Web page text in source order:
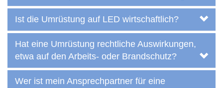
Ist die Umrüstung auf LED wirtschaftlich?
Hat eine Umrüstung rechtliche Auswirkungen,
etwa auf den Arbeits- oder Brandschutz?
Wer ist mein Ansprechpartner für eine